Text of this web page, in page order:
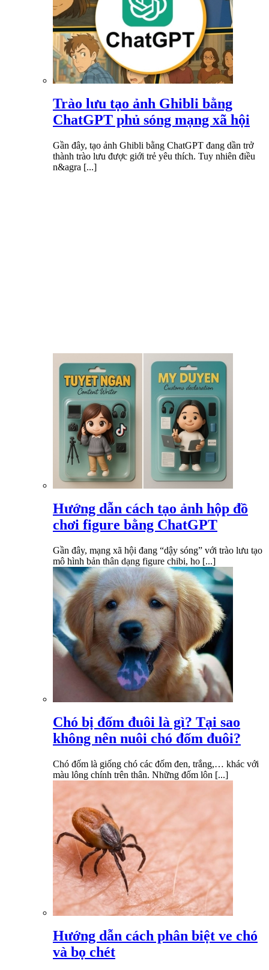
Trào lưu tạo ảnh Ghibli bằng
ChatGPT phủ sóng mạng xã hội
Gần đây, tạo ảnh Ghibli bằng ChatGPT đang dần trở
thành trào lưu được giới trẻ yêu thích. Tuy nhiên điều
n&agra [...]
Hướng dẫn cách tạo ảnh hộp đồ
chơi figure bằng ChatGPT
Gần đây, mạng xã hội đang “dậy sóng” với trào lưu tạo
mô hình bản thân dạng figure chibi, ho [...]
Chó bị đốm đuôi là gì? Tại sao
không nên nuôi chó đốm đuôi?
Chó đốm là giống chó các đốm đen, trắng,… khác với
màu lông chính trên thân. Những đốm lôn [...]
Hướng dẫn cách phân biệt ve chó
và bọ chét